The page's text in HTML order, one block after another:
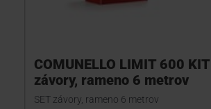
COMUNELLO LIMIT 600
závory, rameno 6 metrov
SET závory, rameno 6 metrov